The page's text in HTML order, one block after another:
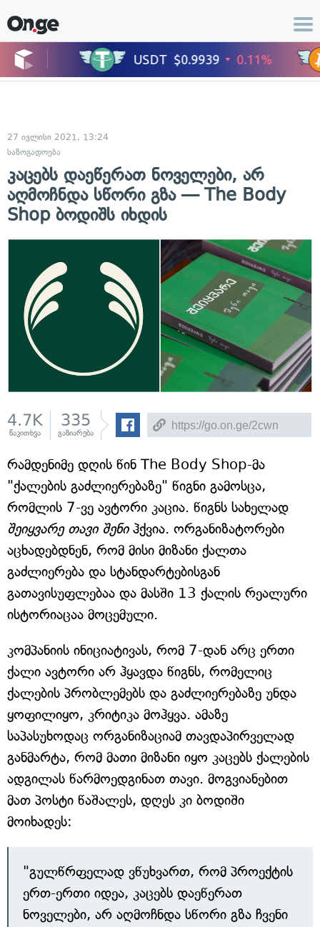
27 ივლისი 2021, 13:24
საზოგადოება
კაცებს დაეწერათ ნოველები, არ
აღმოჩნდა სწორი გზა — The Body
Shop ბოდიშს იხდის
4.7K
წაკითხვა
335
გაზიარება
რამდენიმე დღის წინ The Body Shop-მა
"ქალების გაძლიერებაზე" წიგნი გამოსცა,
რომლის 7-ვე ავტორი კაცია. წიგნს სახელად
შეიყვარე თავი შენიჰქვია. ორგანიზატორები
აცხადებდნენ, რომ მისი მიზანი ქალთა
გაძლიერება და სტანდარტებისგან
გათავისუფლებაა და მასში 13 ქალის რეალური
ისტორიაცაა მოცემული.
კომპანიის ინიციატივას, რომ 7-დან არც ერთი
ქალი ავტორი არ ჰყავდა წიგნს, რომელიც
ქალების პრობლემებს და გაძლიერებაზე უნდა
ყოფილიყო, კრიტიკა მოჰყვა. ამაზე
საპასუხოდაც ორგანიზაციამ თავდაპირველად
განმარტა, რომ მათი მიზანი იყო კაცებს ქალების
ადგილას წარმოედგინათ თავი. მოგვიანებით
მათ პოსტი წაშალეს, დღეს კი ბოდიში
მოიხადეს:
"გულწრფელად ვწუხვართ, რომ პროექტის
ერთ-ერთი იდეა, კაცებს დაეწერათ
ნოველები, არ აღმოჩნდა სწორი გზა ჩვენი